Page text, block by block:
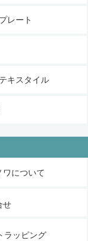
レート
キスタイル
ワについて
せ
ラッピング